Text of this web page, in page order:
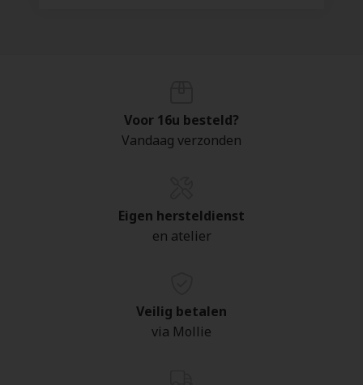
Voor 16u besteld?
Vandaag verzonden
Eigen hersteldienst
en atelier
Veilig betalen
via Mollie